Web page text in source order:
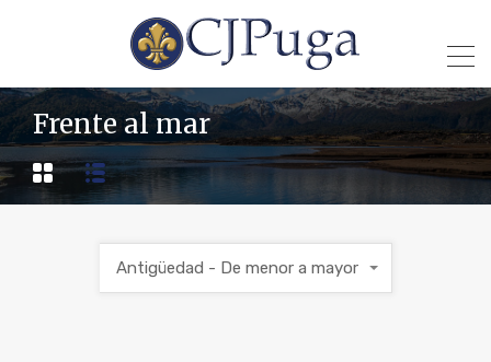
Frente al mar
Antigüedad - De menor a mayor